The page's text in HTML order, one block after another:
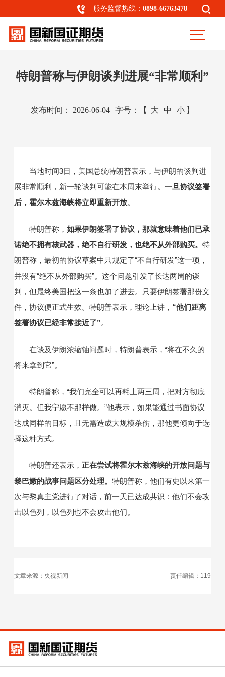
服务监督热线：0898-66763478
特朗普称与伊朗谈判进展“非常顺利”
发布时间： 2026-06-04 字号： 【 大 中 小 】
当地时间3日，美国总统特朗普表示，与伊朗的谈判进
展非常顺利，新一轮谈判可能在本周末举行。 一旦协议签署
后，霍尔木兹海峡将立即重新开放。
特朗普称， 如果伊朗签署了协议，那就意味着他们已承
诺绝不拥有核武器，绝不自行研发，也绝不从外部购买。 特
朗普称，最初的协议草案中只规定了“不自行研发”这一项，
并没有“绝不从外部购买”。这个问题引发了长达两周的谈
判，但最终美国把这一条也加了进去。只要伊朗签署那份文
件，协议便正式生效。特朗普表示，理论上讲， “他们距离
签署协议已经非常接近了”。
在谈及伊朗浓缩铀问题时，特朗普表示，“将在不久的
将来拿到它”。
特朗普称，“我们完全可以再耗上两三周，把对方彻底
消灭。但我宁愿不那样做。”他表示，如果能通过书面协议
达成同样的目标，且无需造成大规模杀伤，那他更倾向于选
择这种方式。
特朗普还表示， 正在尝试将霍尔木兹海峡的开放问题与
黎巴嫩的战事问题区分处理。 特朗普称，他们有史以来第一
次与黎真主党进行了对话，前一天已达成共识：他们不会攻
击以色列，以色列也不会攻击他们。
文章来源：央视新闻 责任编辑：119